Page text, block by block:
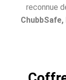
reconnue